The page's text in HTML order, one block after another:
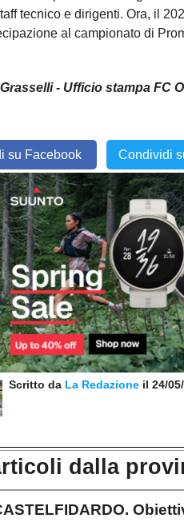
tecnico e dirigenti. Ora, il
al campionato di
- Ufficio stampa FC
su Facebook Condividi
Scritto da La Redazione il 24/
dalla